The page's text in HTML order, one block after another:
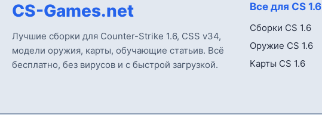
CS-Games.net
Лучшие сборки для Counter-Strike 1.6, CSS v34,
модели оружия, карты, обучающие статьив. Всё
бесплатно, без вирусов и с быстрой загрузкой.
Все для CS 1.6
Сборки CS 1.6
Оружие CS 1.6
Карты CS 1.6